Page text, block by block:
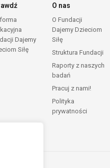
Dajemy
Siłę
O nas
O Fundacji
Dajemy Dzieciom
Siłę
Struktura Fundacji
Raporty z naszych
badań
Pracuj z nami!
Polityka
prywatności